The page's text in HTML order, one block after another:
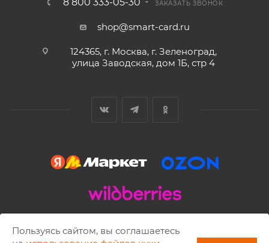
ЗАКАЗАТЬ ЗВОНОК
shop@smart-card.ru
124365, г. Москва, г. Зеленоград,
улица Заводская, дом 1Б, стр 4
2002 - 2026 © SMART-CARD.RU Все права защищены.
Копирование материалов разрешено только с письменного
Пользуясь сайтом, вы соглашаетесь